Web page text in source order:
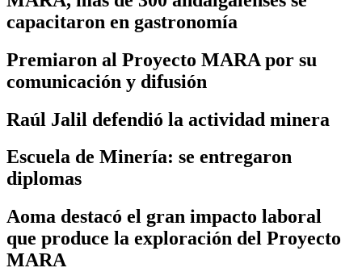
capacitaron en gastronomía
Premiaron al Proyecto MARA por su
comunicación y difusión
Raúl Jalil defendió la actividad minera
Escuela de Minería: se entregaron
diplomas
Aoma destacó el gran impacto laboral
que produce la exploración del Proyecto
MARA